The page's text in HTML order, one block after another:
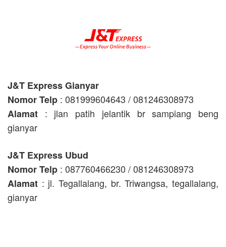
J&T Express Gianyar
Nomor Telp : 081999604643 / 081246308973
Alamat : jlan patih jelantik br sampiang beng
gianyar
J&T Express Ubud
Nomor Telp : 087760466230 / 081246308973
Alamat : jl. Tegallalang, br. Triwangsa, tegallalang,
gianyar